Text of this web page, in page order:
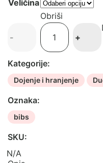
Veličina
Obriši
duda
Petrol
količina
- +
Kategorije:
Dojenje i hranjenje
Oznaka:
bibs
SKU:
N/A